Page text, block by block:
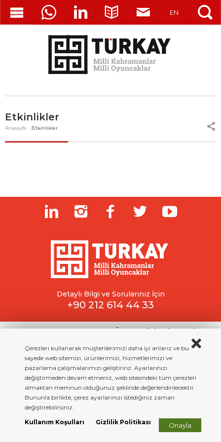
EN
Etkinlikler
Anasayfa Etkinlikler
Onayla
Çerezleri kullanarak müşterilerimizi daha iyi anlarız ve bu
sayede web sitemizi, ürünlerimizi, hizmetlerimizi ve
pazarlama çalışmalarımızı geliştiririz. Ayarlarınızı
değiştirmeden devam etmeniz, web sitesindeki tüm çerezleri
almaktan memnun olduğunuz şeklinde değerlendirilecektir.
Bununla birlikte, çerez ayarlarınızı istediğiniz zaman
değiştirebilirsiniz.
Kullanım Koşulları
Gizlilik Politikası
Detaylı Bilgi ve Sorularınız İçin
+90 212 614 44 33
Copyright © 2023 All rigth reserved.TÜRKAY - Türk Kahramanlarını
ve Geleneksel Oyuncakları Araştırma ve Yaşatma Derneği
Kullanım Koşullar
Gizlilik Sözleşmesi Site By Beework